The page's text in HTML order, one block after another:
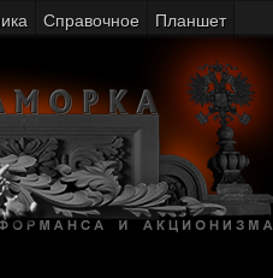
Справочное Планшет